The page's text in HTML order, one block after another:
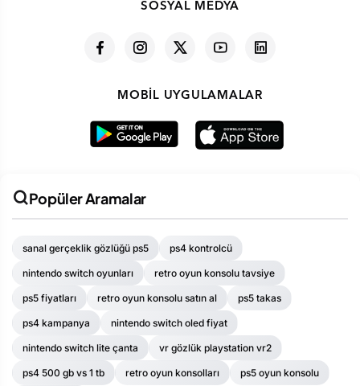
SOSYAL MEDYA
MOBIL UYGULAMALAR
Popüler Aramalar
sanal gerçeklik gözlüğü ps5 ps4 kontrolcü
nintendo switch oyunları retro oyun konsolu tavsiye
ps5 fiyatları retro oyun konsolu satın al ps5 takas
ps4 kampanya nintendo switch oled fiyat
nintendo switch lite çanta vr gözlük playstation vr2
ps4 500 gb vs 1 tb retro oyun konsolları ps5 oyun konsolu